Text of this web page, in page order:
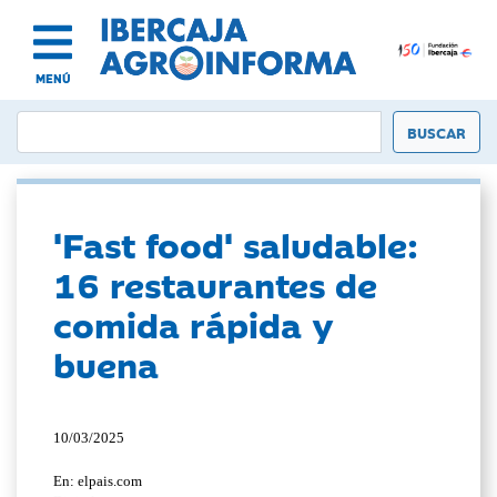
MENÚ
'Fast food' saludable:
16 restaurantes de
comida rápida y
buena
10/03/2025
En: elpais.com